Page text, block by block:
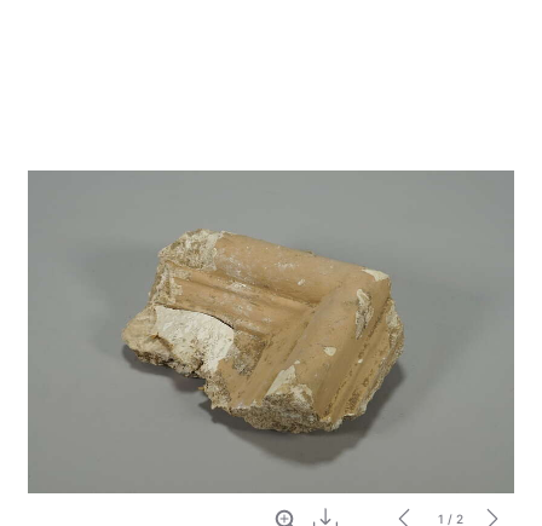
Vollbild Download 1 / 2